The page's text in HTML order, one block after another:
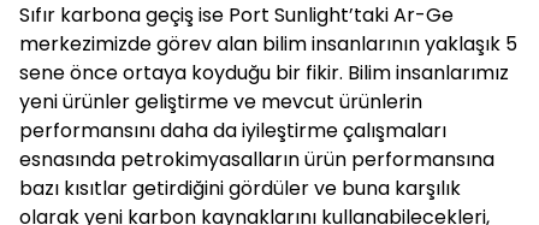
Sıfır karbona geçiş ise Port Sunlight’taki Ar-Ge
merkezimizde görev alan bilim insanlarının yaklaşık 5
sene önce ortaya koyduğu bir fikir. Bilim insanlarımız
yeni ürünler geliştirme ve mevcut ürünlerin
performansını daha da iyileştirme çalışmaları
esnasında petrokimyasalların ürün performansına
bazı kısıtlar getirdiğini gördüler ve buna karşılık
olarak yeni karbon kaynaklarını kullanabilecekleri,